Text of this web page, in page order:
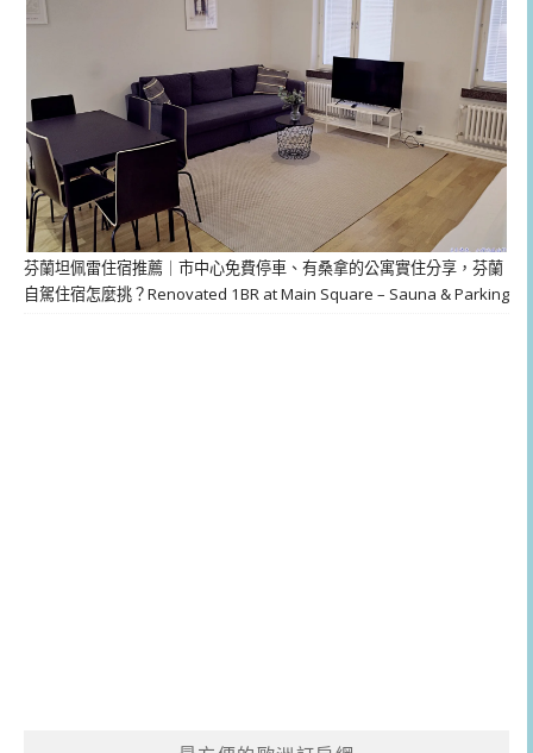
芬蘭坦佩雷住宿推薦｜市中心免費停車、有桑拿的公寓實住分享，芬蘭
自駕住宿怎麼挑？Renovated 1BR at Main Square – Sauna & Parking